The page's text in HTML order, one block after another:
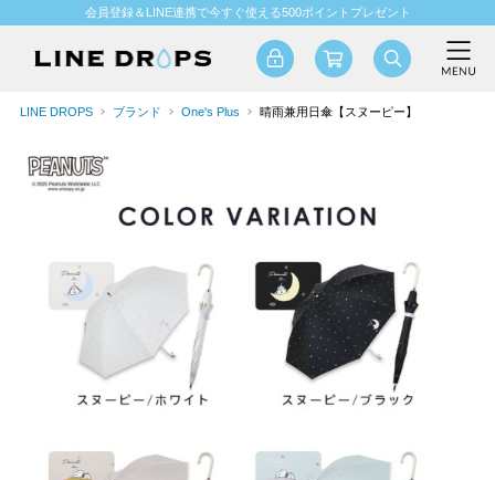
会員登録＆LINE連携で今すぐ使える500ポイントプレゼント
LINE DROPS ブランド One's Plus 晴雨兼用日傘【スヌーピー】